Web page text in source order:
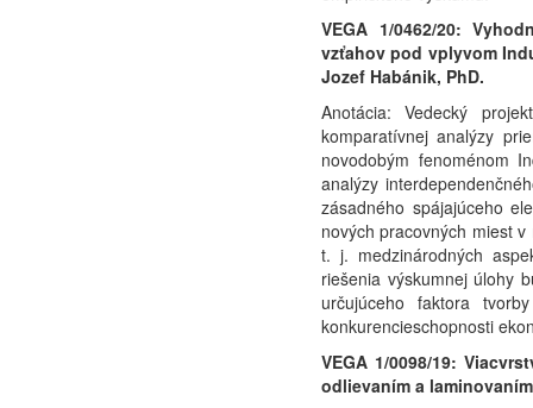
VEGA 1/0462/20:
vzťahov pod vplyvom
Jozef Habánik, PhD.
Anotácia: Vedecký
komparatívnej analýzy
novodobým fenoménom
analýzy
zásadného spájajúceho
nových pracovných miest
t. j. medzinárodných
riešenia výskumnej úlohy
určujúceho faktora
konkurencieschopnosti
VEGA 1/0098/19:
odlievaním a